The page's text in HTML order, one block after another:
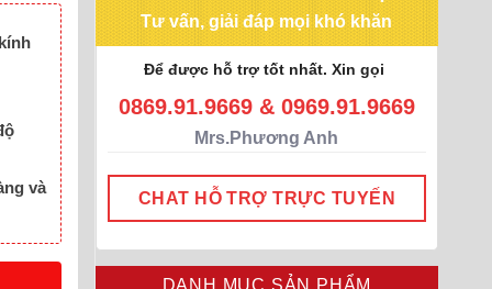
Tư vấn, giải đáp mọi khó khăn
Để được hỗ trợ tốt nhất. Xin gọi
0869.91.9669 & 0969.91.9669
Mrs.Phương Anh
CHAT HỖ TRỢ TRỰC TUYẾN
và